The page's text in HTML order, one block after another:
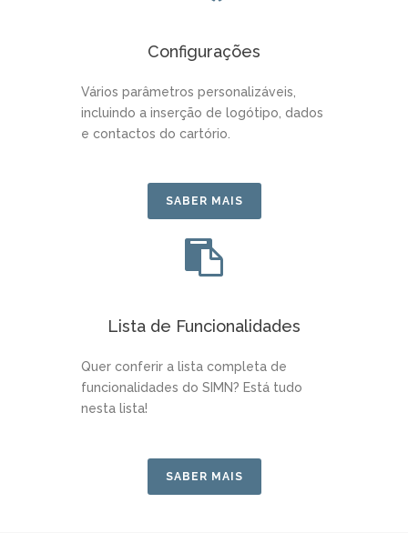
Configurações
Vários parâmetros personalizáveis,
incluindo a inserção de logótipo, dados
e contactos do cartório.
SABER MAIS
Lista de Funcionalidades
Quer conferir a lista completa de
funcionalidades do SIMN? Está tudo
nesta lista!
SABER MAIS